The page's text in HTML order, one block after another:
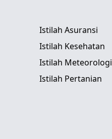
Istilah Asuransi
Istilah Kesehatan
Istilah Meteorologi
Istilah Pertanian